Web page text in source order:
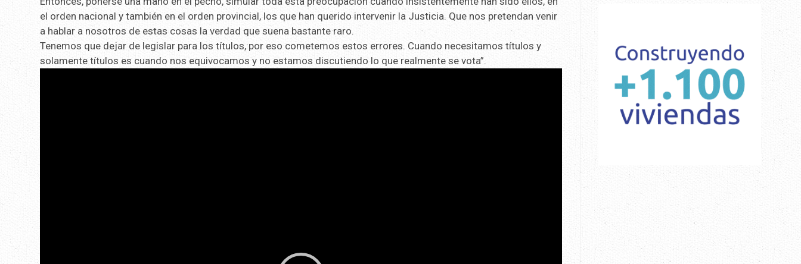
el orden nacional y también en el orden provincial, los que han querido intervenir la Justicia. Que nos pretendan venir
a hablar a nosotros de estas cosas la verdad que suena bastante raro.
Tenemos que dejar de legislar para los títulos, por eso cometemos estos errores. Cuando necesitamos títulos y
solamente títulos es cuando nos equivocamos y no estamos discutiendo lo que realmente se vota”.